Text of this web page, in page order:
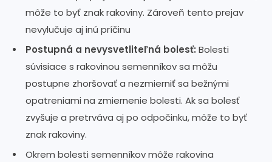
môže to byť znak rakoviny. Zároveň tento prejav
nevylučuje aj inú príčinu
Postupná a nevysvetliteľná bolesť: Bolesti
súvisiace s rakovinou semenníkov sa môžu
postupne zhoršovať a nezmierniť sa bežnými
opatreniami na zmiernenie bolesti. Ak sa bolesť
zvyšuje a pretrváva aj po odpočinku, môže to byť
znak rakoviny.
Okrem bolesti semenníkov môže rakovina